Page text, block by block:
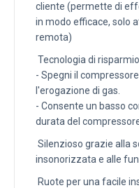
cliente (permette di
in modo efficace, solo
remota)
Tecnologia di
- Spegni il
l'erogazione di gas.
- Consente un basso
durata del
Silenzioso grazie alla
insonorizzata e alle
Ruote per una facile